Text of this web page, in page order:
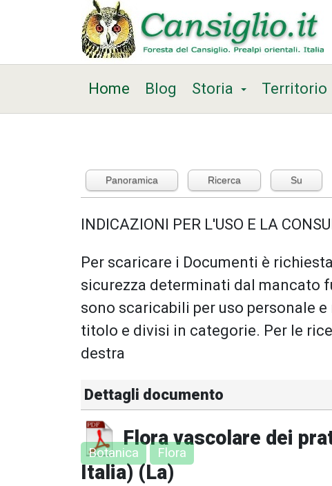
Home Blog Storia Territorio
Panoramica Ricerca Su
INDICAZIONI PER L'USO E LA
Per scaricare i Documenti è
sicurezza determinati dal mancato
sono scaricabili per uso personale
titolo e divisi in categorie. Per le
destra
Dettagli documento
Flora vascolare dei
Italia) (La)
Botanica Flora